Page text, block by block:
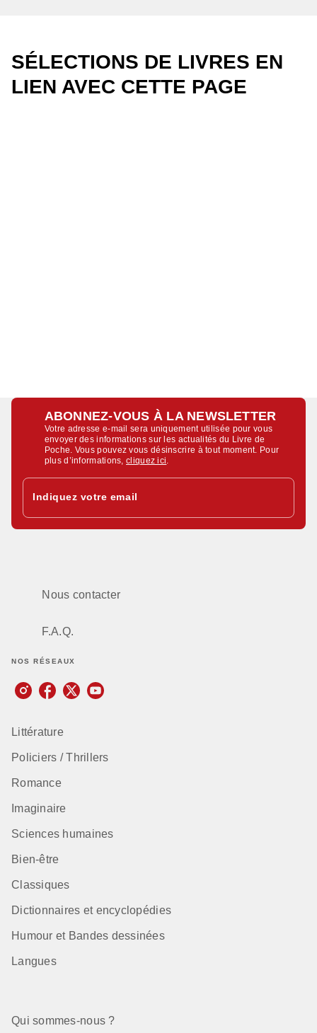
SÉLECTIONS DE LIVRES EN
LIEN AVEC CETTE PAGE
ABONNEZ-VOUS À LA NEWSLETTER
Votre adresse e-mail sera uniquement utilisée pour vous
envoyer des informations sur les actualités du Livre de
Poche. Vous pouvez vous désinscrire à tout moment. Pour
plus d’informations,cliquez ici
Indiquez votre email
Nous contacter
F.A.Q.
NOS RÉSEAUX
Littérature
Policiers / Thrillers
Romance
Imaginaire
Sciences humaines
Bien-être
Classiques
Dictionnaires et encyclopédies
Humour et Bandes dessinées
Langues
Qui sommes-nous ?